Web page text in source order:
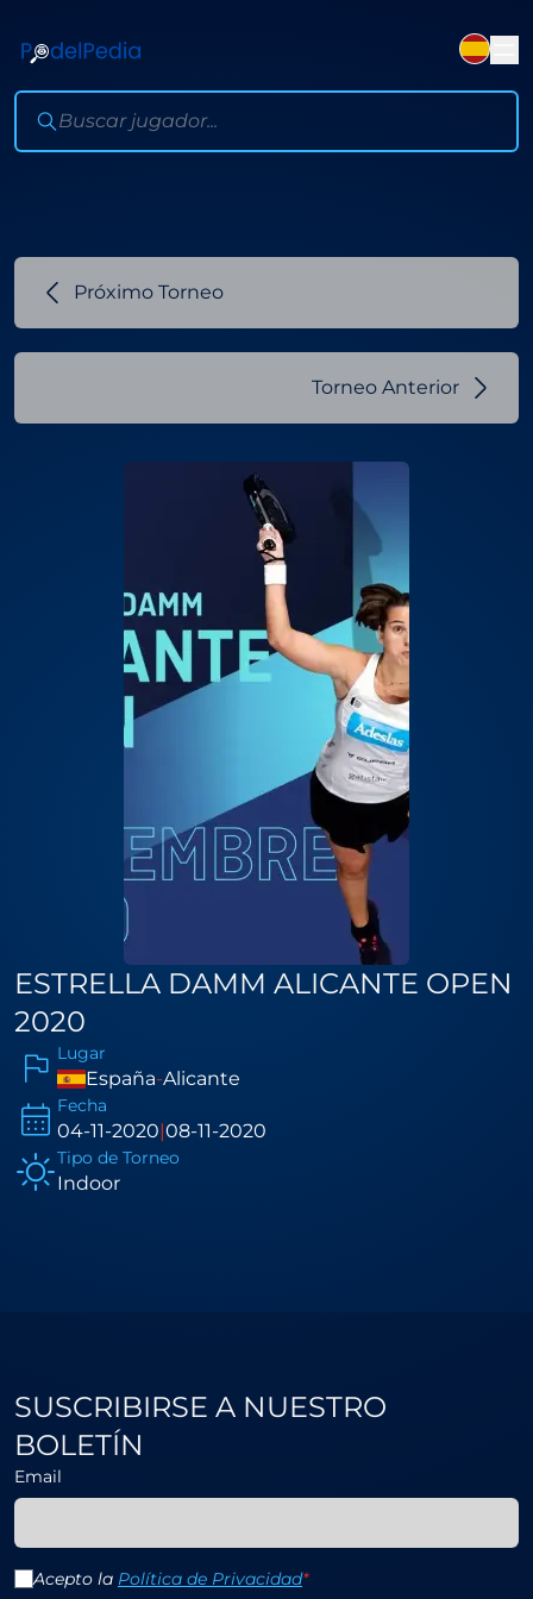
Próximo Torneo
Torneo Anterior
ESTRELLA DAMM ALICANTE OPEN
2020
Lugar
España-Alicante
Fecha
04-11-2020|08-11-2020
Tipo de Torneo
Indoor
SUSCRIBIRSE A NUESTRO
BOLETÍN
Email
Acepto la Política de Privacidad*